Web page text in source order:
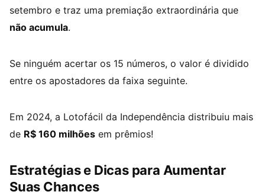
setembro e traz uma premiação extraordinária que
não acumula.
Se ninguém acertar os 15 números, o valor é dividido
entre os apostadores da faixa seguinte.
Em 2024, a Lotofácil da Independência distribuiu mais
de R$ 160 milhões em prêmios!
Estratégias e Dicas para Aumentar
Suas Chances